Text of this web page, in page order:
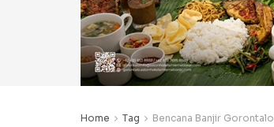
Home Tag Bencana Banjir Gorontalo